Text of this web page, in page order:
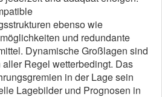
ebenso wie
und redundante
Dynamische Großlagen sind
Regel wetterbedingt. Das
in der Lage sein
Lagebilder und Prognosen in